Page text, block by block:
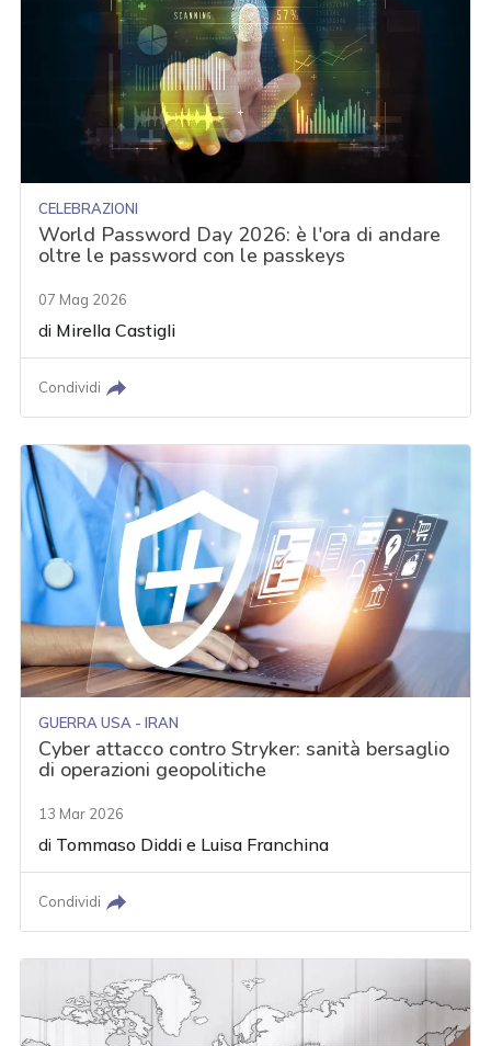
CELEBRAZIONI
World Password Day 2026: è l'ora di andare
oltre le password con le passkeys
07 Mag 2026
di Mirella Castigli
Condividi
GUERRA USA - IRAN
Cyber attacco contro Stryker: sanità bersaglio
di operazioni geopolitiche
13 Mar 2026
di Tommaso Diddi e Luisa Franchina
Condividi